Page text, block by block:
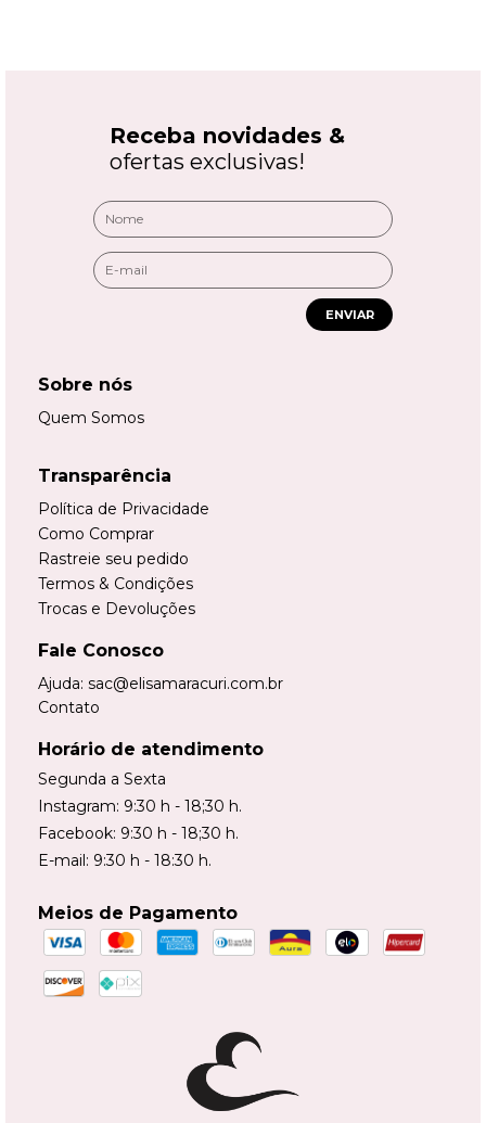
Receba novidades &
ofertas exclusivas!
ENVIAR
Sobre nós
Quem Somos
Transparência
Política de Privacidade
Como Comprar
Rastreie seu pedido
Termos & Condições
Trocas e Devoluções
Fale Conosco
Ajuda: sac@elisamaracuri.com.br
Contato
Horário de atendimento
Segunda a Sexta
Instagram: 9:30 h - 18;30 h.
Facebook: 9:30 h - 18;30 h.
E-mail: 9:30 h - 18:30 h.
Meios de Pagamento